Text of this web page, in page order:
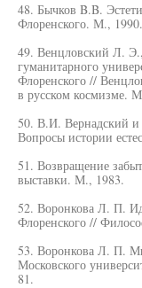
48. Бычков B.B.
Флоренского. М., 1990.
49. Венцловский Л.
гуманитарного
Флоренского //
в русском космизме.
50. В.И. Вернадский и
Вопросы истории
51. Возвращение
выставки. М., 1983.
52. Воронкова Л. П.
Флоренского //
53. Воронкова Л. П.
Московского
81.